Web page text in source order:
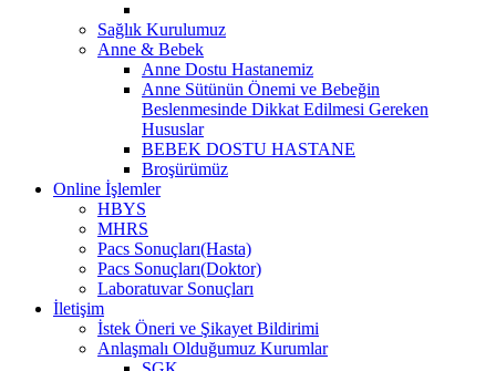
Sağlık Kurulumuz
Anne & Bebek
Anne Dostu Hastanemiz
Anne Sütünün Önemi ve Bebeğin
Beslenmesinde Dikkat Edilmesi Gereken
Hususlar
BEBEK DOSTU HASTANE
Broşürümüz
Online İşlemler
HBYS
MHRS
Pacs Sonuçları(Hasta)
Pacs Sonuçları(Doktor)
Laboratuvar Sonuçları
İletişim
İstek Öneri ve Şikayet Bildirimi
Anlaşmalı Olduğumuz Kurumlar